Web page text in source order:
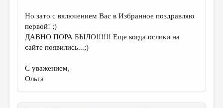
ОТДЕЛЫ И РУБРИКИ
ИЗБРАННОЕ
ДАЙДЖЕСТ
ПРОИЗВЕДЕНИЯ
ПЕРЕВОДЫ
КОНКУРСЫ
Но зато с включением Вас в Избранное поздравляю
первой! ;)
ДАВНО ПОРА БЫЛО!!!!!! Еще когда ослики на
сайте появились...;)
С уважением,
Ольга